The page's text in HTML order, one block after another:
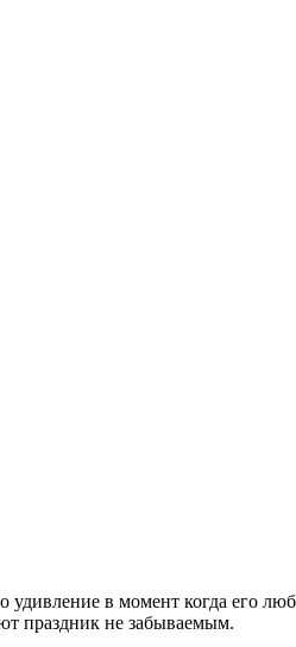
удивление в момент когда его
праздник не забываемым.